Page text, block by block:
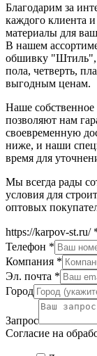
Благодарим за
каждого клиента
материалы для
В нашем
обшивку "Штиль",
пола, четверть,
выгодным ценам.
Наше собственное
позволяют нам
своевременную
ниже, и наши
время для
Мы всегда рады
условия для
оптовых
https://karpov-st.ru/
Телефон *
Компания *
Эл. почта *
Город
Запрос
Согласие на